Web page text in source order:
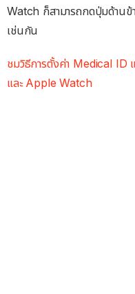
Watch ก็สามารถกดปุ่มด้านข้
เช่นกัน
ชมวิธีการตั้งค่า Medical ID
และ Apple Watch